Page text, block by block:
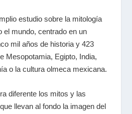
estudio sobre la mitología
el mundo, centrado en un
mil años de historia y 423
Mesopotamia, Egipto, India,
o la cultura olmeca mexicana.
diferente los mitos y las
llevan al fondo la imagen del